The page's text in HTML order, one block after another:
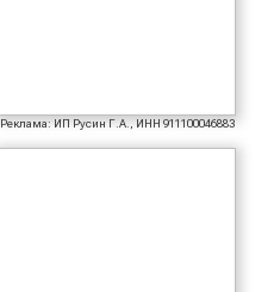
Реклама: ИП Русин Г.А., ИНН 911100046883